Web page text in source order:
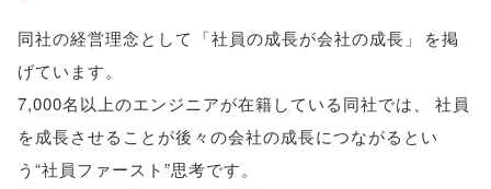
同社の経営理念として 「社員の成長が会社の成長 」
を掲
げています。
7,000名以上のエンジニアが在籍している同社では、
社員
を成長させることが後々の会社の成長につながるとい
う“社員ファースト”思考です。